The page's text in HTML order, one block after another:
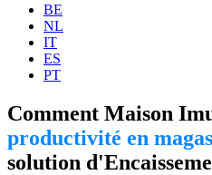
BE
NL
IT
ES
PT
Comment Maison
productivité en
solution